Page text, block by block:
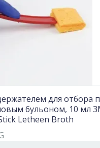
для отбора
бульоном, 10 мл
Letheen Broth